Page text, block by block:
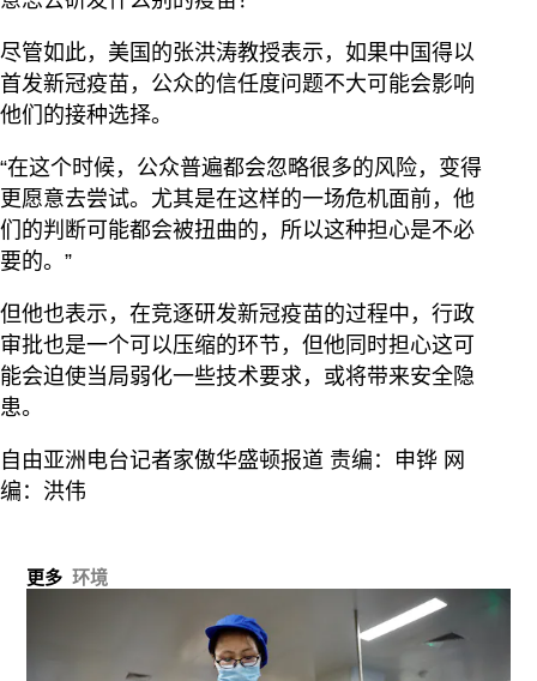
尽管如此，美国的张洪涛教授表示，如果中国得以
首发新冠疫苗，公众的信任度问题不大可能会影响
他们的接种选择。
“在这个时候，公众普遍都会忽略很多的风险，变得
更愿意去尝试。尤其是在这样的一场危机面前，他
们的判断可能都会被扭曲的，所以这种担心是不必
要的。”
但他也表示，在竞逐研发新冠疫苗的过程中，行政
审批也是一个可以压缩的环节，但他同时担心这可
能会迫使当局弱化一些技术要求，或将带来安全隐
患。
自由亚洲电台记者家傲华盛顿报道 责编：申铧 网
编：洪伟
更多 环境